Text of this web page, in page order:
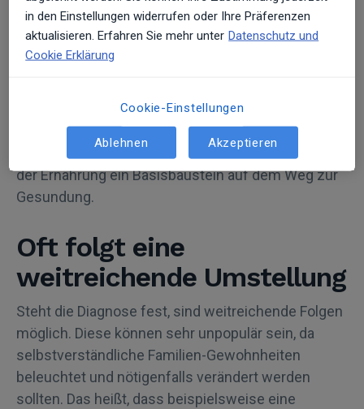
Anamnese ergänzen das Bild.
Gerade bei Patienten, die unter chronischen
Erkrankungen, wie Rheuma,
leiden, aber auch bei Allergikern - um
nur einige wenige Beispiele aus dem
Gesamtspektrum zu nennen - ist der Umgang mit
der Ernährung ein Basisbaustein auf dem Weg zur
Gesundung.
Oft folgt eine
weitreichende Umstellung
Steht die Diagnose fest, sind weitreichende Folgen
möglich. Diese können sehr unpopulär sein, da
selbstverständliche Familien-Gewohnheiten
beleuchtet und nötigenfalls verändert werden
sollten. Das heißt, dass beispielsweise eine
in den Einstellungen widerrufen oder Ihre Präferenzen
aktualisieren. Erfahren Sie mehr unter Datenschutz und
Cookie Erklärung
Cookie-Einstellungen
Ablehnen Akzeptieren